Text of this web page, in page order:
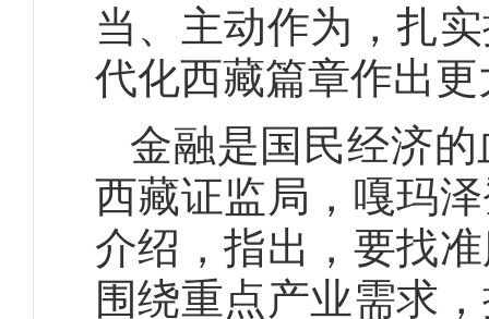
当、主动作为，扎
代化西藏篇章作出
金融是国民经济
西藏证监局，嘎玛
介绍，指出，要找
围绕重点产业需求